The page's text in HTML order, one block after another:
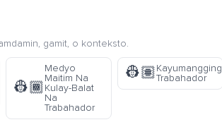
gamit, o konteksto.
👷🏾
Medyo
Maitim Na
Kulay-Balat
Na
Trabahador
👷🏽Kayumangging
Trabahador